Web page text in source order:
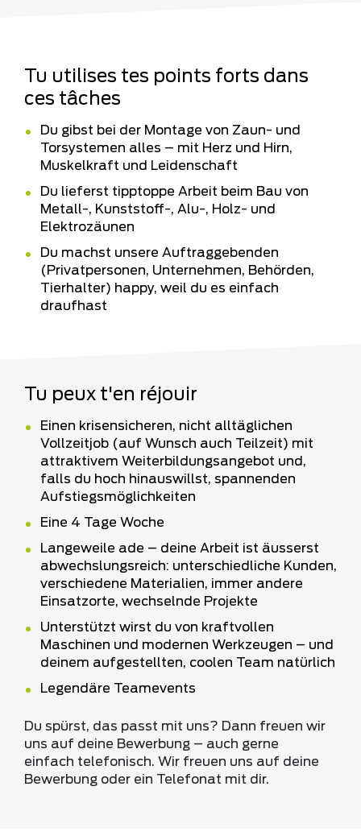
Tu utilises tes points forts dans
ces tâches
Du gibst bei der Montage von Zaun- und
Torsystemen alles – mit Herz und Hirn,
Muskelkraft und Leidenschaft
Du lieferst tipptoppe Arbeit beim Bau von
Metall-, Kunststoff-, Alu-, Holz- und
Elektrozäunen
Du machst unsere Auftraggebenden
(Privatpersonen, Unternehmen, Behörden,
Tierhalter) happy, weil du es einfach
draufhast
Tu peux t'en réjouir
Einen krisensicheren, nicht alltäglichen
Vollzeitjob (auf Wunsch auch Teilzeit) mit
attraktivem Weiterbildungsangebot und,
falls du hoch hinauswillst, spannenden
Aufstiegsmöglichkeiten
Eine 4 Tage Woche
Langeweile ade – deine Arbeit ist äusserst
abwechslungsreich: unterschiedliche Kunden,
verschiedene Materialien, immer andere
Einsatzorte, wechselnde Projekte
Unterstützt wirst du von kraftvollen
Maschinen und modernen Werkzeugen – und
deinem aufgestellten, coolen Team natürlich
Legendäre Teamevents
Du spürst, das passt mit uns? Dann freuen wir
uns auf deine Bewerbung – auch gerne
einfach telefonisch. Wir freuen uns auf deine
Bewerbung oder ein Telefonat mit dir.